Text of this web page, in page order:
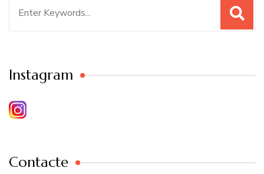
Instagram
Contacte